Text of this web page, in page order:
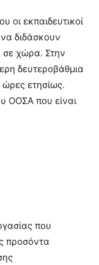
εκπαιδευτικοί
διδάσκουν
σε χώρα. Στην
δευτεροβάθμια
ετησίως.
ΟΟΣΑ που είναι
που
προσόντα